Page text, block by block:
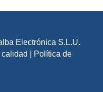
Electrónica S.L.U.
Política de